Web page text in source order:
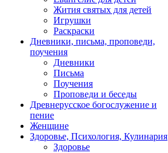
Жития святых для детей
Игрушки
Раскраски
Дневники, письма, проповеди,
поучения
Дневники
Письма
Поучения
Проповеди и беседы
Древнерусское богослужение и
пение
Женщине
Здоровье, Психология, Кулинария
Здоровье